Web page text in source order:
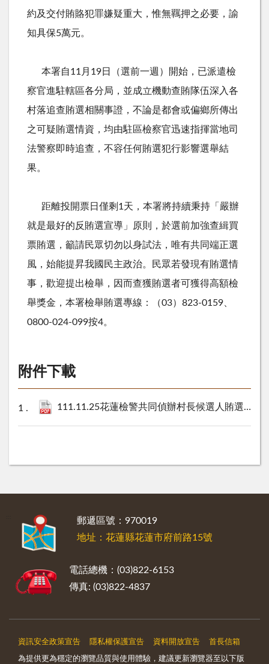
約及交付賄賂犯罪嫌疑重大，惟無羈押之必要，諭
知具保5萬元。
本署自11月19日（選前一週）開始，已派遣檢
察官進駐轄區各分局，並成立機動查賄隊伍深入各
村落追查賄選相關事證，不論是都會或偏鄉所傳出
之可疑賄選情資，均由駐區檢察官迅速指揮當地司
法警察即時追查，不容任何賄選犯行影響選舉結
果。
距離投開票日僅剩1天，本署將持續秉持「嚴辦
就是最好的反賄選宣導」原則，於選前加強查緝買
票賄選，籲請民眾切勿以身試法，唯有共同端正選
風，始能提昇我國民主政治。民眾若發現有賄選情
事，歡迎提出檢舉，因而查獲賄選者可獲得高額檢
舉獎金，本署檢舉賄選專線：（03）823-0159、
0800-024-099按4。
附件下載
111.11.25花蓮檢警共同偵辦村長候選人賄選案新聞稿.pdf
郵遞區號：970019
地址：花蓮縣花蓮市府前路15號
電話總機：(03)822-6153
傳真: (03)822-4837
資訊安全政策宣告 隱私權保護宣告 資料開放宣告 首長信箱
為提供更為穩定的瀏覽品質與使用體驗，建議更新瀏覽器至以下版